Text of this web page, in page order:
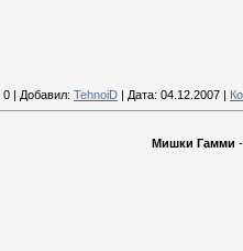
0 | Добавил: TehnoiD | Дата: 04.12.2007 |
Мишки Гамми